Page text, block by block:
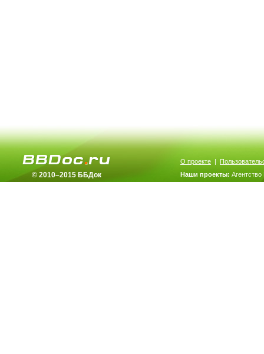
© 2010–2015 ББДок
О проекте |
Наши проекты: